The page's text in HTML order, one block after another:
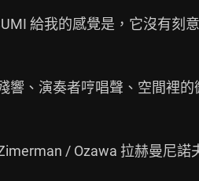
給我的感覺是，它沒有
響、演奏者哼唱聲、空間裡
/ Ozawa 拉赫曼尼諾